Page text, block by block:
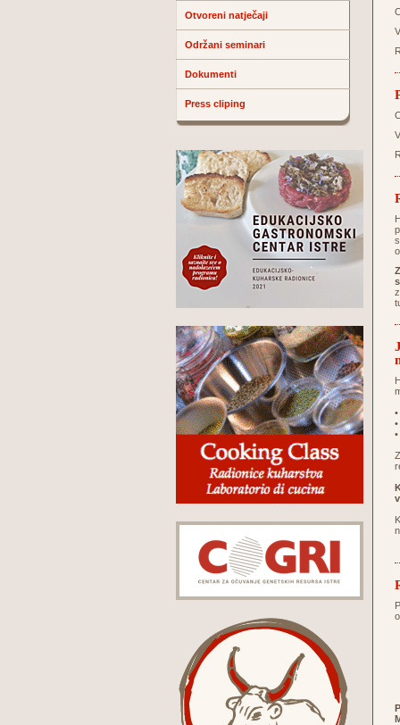
Otvoreni natječaji
Održani seminari
Dokumenti
Press cliping